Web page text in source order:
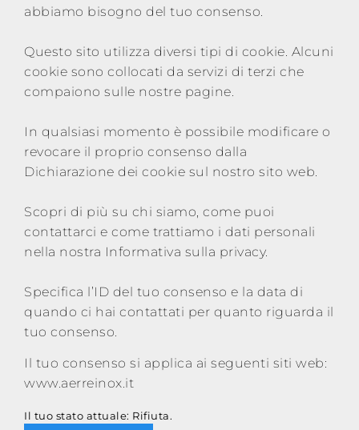
riservata
abbiamo bisogno del tuo consenso.
Questo sito utilizza diversi tipi di cookie. Alcuni
cookie sono collocati da servizi di terzi che
compaiono sulle nostre pagine.
In qualsiasi momento è possibile modificare o
revocare il proprio consenso dalla
Dichiarazione dei cookie sul nostro sito web.
Scopri di più su chi siamo, come puoi
contattarci e come trattiamo i dati personali
nella nostra Informativa sulla privacy.
Specifica l’ID del tuo consenso e la data di
quando ci hai contattati per quanto riguarda il
tuo consenso.
Il tuo consenso si applica ai seguenti siti web:
www.aerreinox.it
Il tuo stato attuale: Rifiuta.